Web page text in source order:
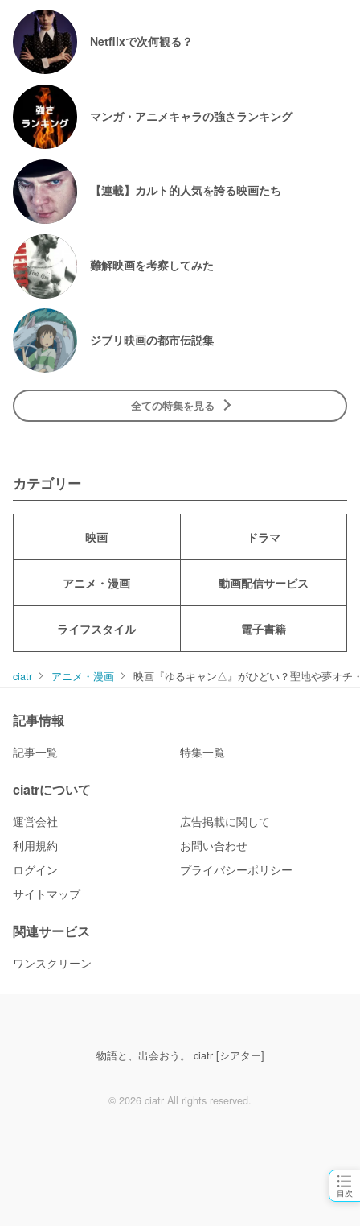
目次
Netflixで次何観る？
マンガ・アニメキャラの強さランキング
【連載】カルト的人気を誇る映画たち
難解映画を考察してみた
ジブリ映画の都市伝説集
全ての特集を見る
カテゴリー
映画 ドラマ
アニメ・漫画 動画配信サービス
ライフスタイル 電子書籍
ciatr アニメ・漫画 映画『ゆるキャン△』がひどい？聖地や夢オチ
記事情報
記事一覧 特集一覧
ciatrについて
運営会社
広告掲載に関して
利用規約
お問い合わせ
ログイン
プライバシーポリシー
サイトマップ
関連サービス
ワンスクリーン
物語と、出会おう。 ciatr [シアター]
© 2026 ciatr All rights reserved.